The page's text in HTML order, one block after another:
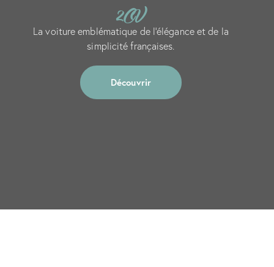
2CV
La voiture emblématique de l’élégance et de la
simplicité françaises.
Découvrir